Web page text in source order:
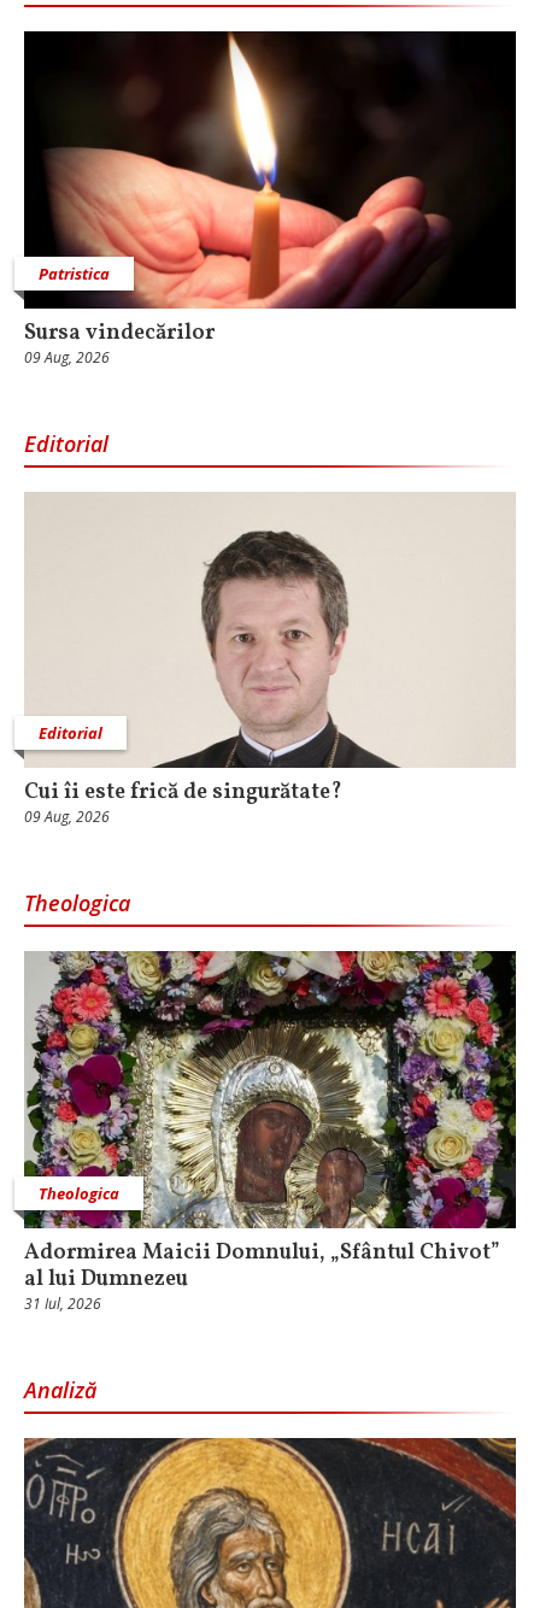
Patristica
Sursa vindecărilor
09 Aug, 2026
Editorial
Editorial
Cui îi este frică de singurătate?
09 Aug, 2026
Theologica
Theologica
Adormirea Maicii Domnului, „Sfântul Chivot”
al lui Dumnezeu
31 Iul, 2026
Analiză